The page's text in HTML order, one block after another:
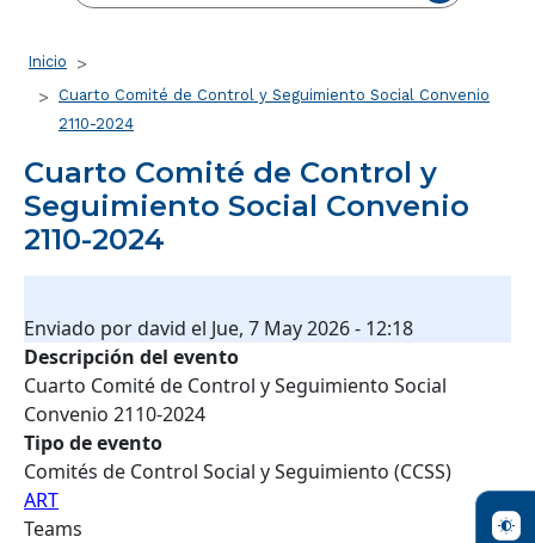
Ruta de navegación
Inicio
Cuarto Comité de Control y Seguimiento Social Convenio
2110-2024
Cuarto Comité de Control y
Seguimiento Social Convenio
2110-2024
Enviado pordavid el Jue, 7 May 2026 - 12:18
Descripción del evento
Cuarto Comité de Control y Seguimiento Social
Convenio 2110-2024
Tipo de evento
Comités de Control Social y Seguimiento (CCSS)
ART
Teams